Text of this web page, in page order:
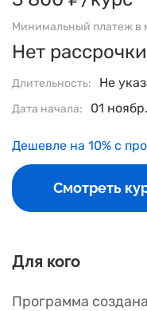
Минимальный платеж в
Нет рассрочки
Длительность: Не
Дата начала: 01 ноябр.
Дешевле на 10% с
Смотреть
Для кого
Программа